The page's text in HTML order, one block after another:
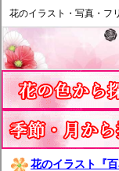
花のイラスト・写真・フ
花のイラスト『